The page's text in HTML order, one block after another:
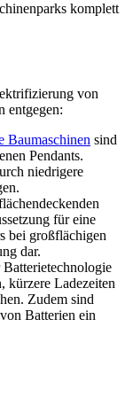
komplett
von
entgegen:
Baumaschinen sind
Pendants.
niedrigere
für eine
bei großflächigen
dar.
kürzere Ladezeiten
Zudem sind
Batterien ein